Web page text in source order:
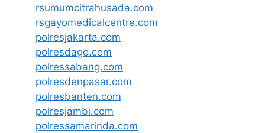
rsumumcitrahusada.com
rsgayomedicalcentre.com
polresjakarta.com
polresdago.com
polressabang.com
polresdenpasar.com
polresbanten.com
polresjambi.com
polressamarinda.com